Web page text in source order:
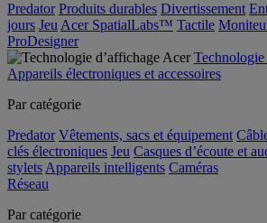
Predator Produits durables Divertissement
jours Jeu Acer SpatialLabs™ Tactile
ProDesigner
Appareils électroniques et accessoires
Par catégorie
Predator Vêtements, sacs et équipement
clés électroniques Jeu Casques d’écoute et
stylets Appareils intelligents Caméras
Réseau
Par catégorie